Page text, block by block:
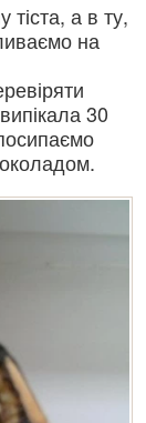
а в ту,
на
30